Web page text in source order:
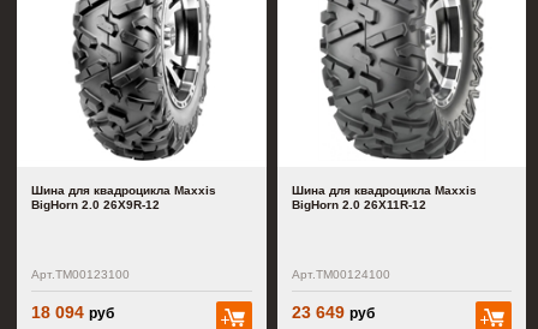
Шина для квадроцикла Maxxis
BigHorn 2.0 26X9R-12
Арт.TM00123100
18 094руб В корзину
Шина для квадроцикла Maxxis
BigHorn 2.0 26X11R-12
Арт.TM00124100
23 649 руб